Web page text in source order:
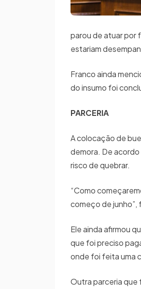
parou de atuar por
estariam
Franco ainda
do insumo foi
PARCERIA
A colocação de
demora. De acordo
risco de quebrar.
“Como
começo de junho”,
Ele ainda afirmou
que foi preciso
onde foi feita uma
Outra parceria que